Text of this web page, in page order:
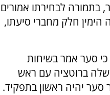
לבחירתו אמורים
הימין חלק מחברי סיעתו,
כי סער אמר בשיחות
ברוטציה עם ראש
סער יהיה ראשון בתפקיד.